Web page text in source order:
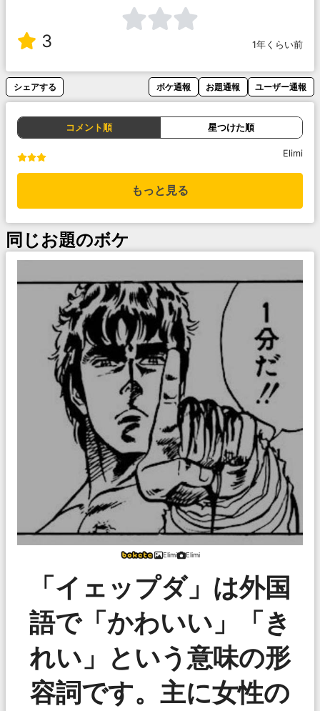
3 1年くらい前
シェアする ボケ通報 お題通報 ユーザー通報
コメント順 星つけた順
Elimi
もっと見る
同じお題のボケ
Elimi Elimi
「イェップダ」は外国
語で「かわいい」「き
れい」という意味の形
容詞です。主に女性の